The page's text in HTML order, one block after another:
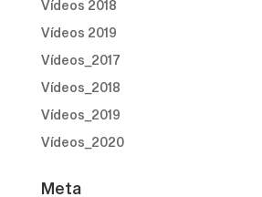
Vídeos 2018
Vídeos 2019
Vídeos_2017
Vídeos_2018
Vídeos_2019
Vídeos_2020
Meta